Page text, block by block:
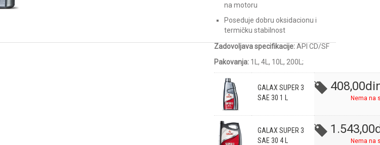
na motoru
Poseduje dobru oksidacionu i
termičku stabilnost
Zadovoljava specifikacije:API CD/SF
Pakovanja:1L, 4L, 10L, 200L;
GALAX SUPER 3
SAE 30 1 L
408,00
Nema na
GALAX SUPER 3
SAE 30 4 L
1.543,00
Nema na